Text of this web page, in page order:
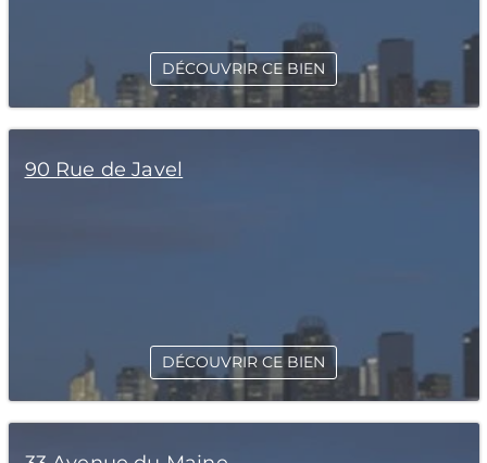
DÉCOUVRIR CE BIEN
90 Rue de Javel
DÉCOUVRIR CE BIEN